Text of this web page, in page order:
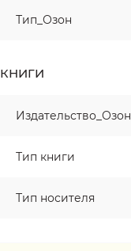
Тип_Озон
КНИГИ
Издательство_Озон
Тип книги
Тип носителя